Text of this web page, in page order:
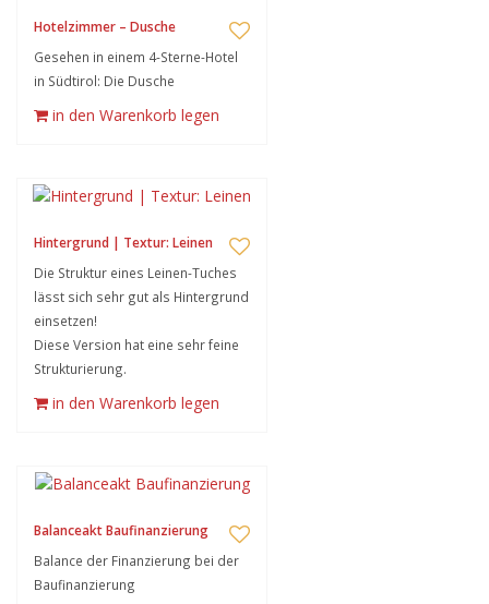
Hotelzimmer – Dusche
Gesehen in einem 4-Sterne-Hotel
in Südtirol: Die Dusche
in den Warenkorb legen
Hintergrund | Textur: Leinen
Die Struktur eines Leinen-Tuches
lässt sich sehr gut als Hintergrund
einsetzen!
Diese Version hat eine sehr feine
Strukturierung.
in den Warenkorb legen
Balanceakt Baufinanzierung
Balance der Finanzierung bei der
Baufinanzierung